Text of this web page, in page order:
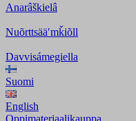
Anarâškielâ
Nuõrttsääʹmǩiõll
Davvisámegiella
Suomi
English
Oppimateriaalikauppa